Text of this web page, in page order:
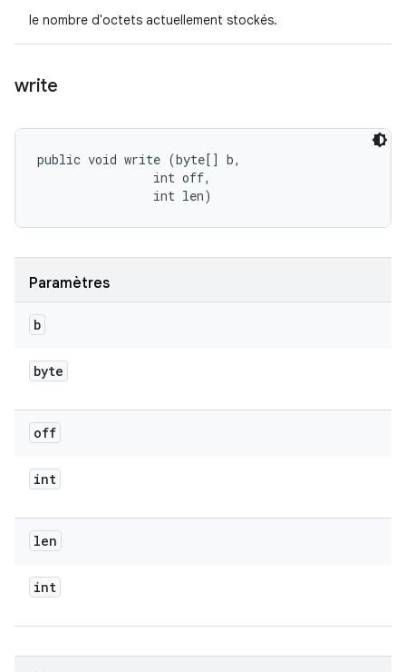
le nombre d'octets actuellement stockés.
write
public void write (byte[] b,
                int off,
                int len)
Paramètres
b
byte
off
int
len
int